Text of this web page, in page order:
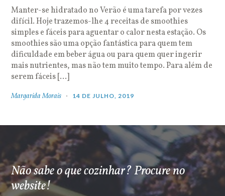
Manter-se hidratado no Verão é uma tarefa por vezes
difícil. Hoje trazemos-lhe 4 receitas de smoothies
simples e fáceis para aguentar o calor nesta estação. Os
smoothies são uma opção fantástica para quem tem
dificuldade em beber água ou para quem quer ingerir
mais nutrientes, mas não tem muito tempo. Para além de
serem fáceis […]
Margarida Morais 14 DE JULHO, 2019
Não sabe o que cozinhar? Procure no
website!